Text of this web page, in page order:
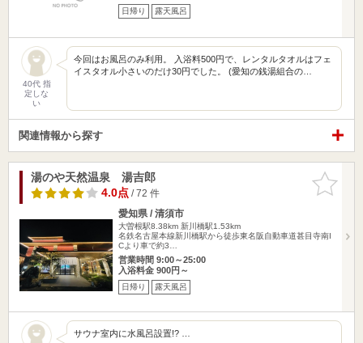
日帰り 露天風呂
40代 指
定しな
い
今回はお風呂のみ利用。 入浴料500円で、レンタルタオルはフェ
イスタオル小さいのだけ30円でした。 (愛知の銭湯組合の…
関連情報から探す
お気に入
りに追加
湯のや天然温泉 湯吉郎
4.0点/ 72 件
愛知県 / 清須市
大曽根駅8.38km 新川橋駅1.53km
名鉄名古屋本線新川橋駅から徒歩東名阪自動車道甚目寺南I
Cより車で約3…
営業時間 9:00～25:00
入浴料金 900円～
日帰り 露天風呂
サウナ室内に水風呂設置!? …